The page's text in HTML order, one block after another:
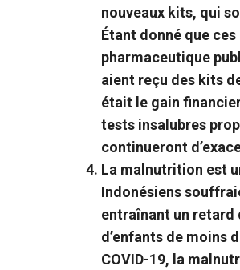
nouveaux kits, qui
Étant donné que
pharmaceutique
aient reçu des kits
était le gain
tests insalubres
continueront
La malnutrition est
Indonésiens
entraînant un retard
d’enfants de moins
COVID-19, la